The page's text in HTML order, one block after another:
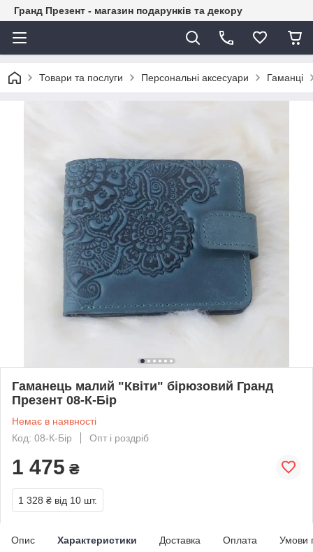
Гранд Презент - магазин подарунків та декору
Товари та послуги Персональні аксесуари Гаманці
Гаманець малий "Квіти" бірюзовий Гранд
Презент 08-К-Бір
Немає в наявності
Код: 08-К-Бір
Опт і роздріб
1 475 ₴
1 328 ₴ від 10 шт.
Опис Характеристики Доставка Оплата Умови